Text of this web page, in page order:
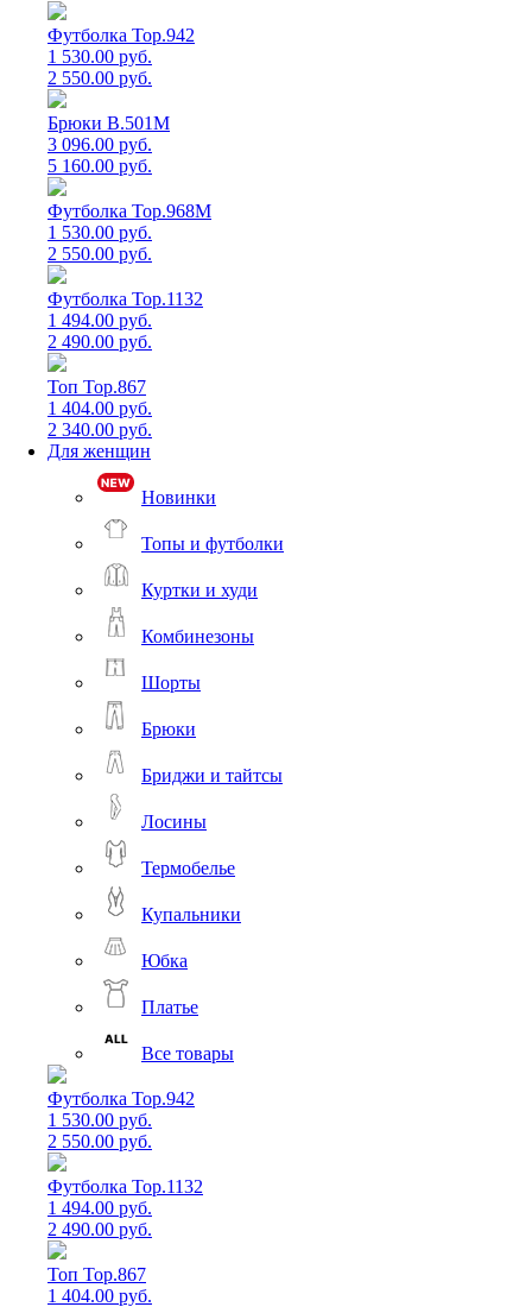
Футболка Top.942
1 530.00 руб.
2 550.00 руб.
Брюки B.501M
3 096.00 руб.
5 160.00 руб.
Футболка Top.968M
1 530.00 руб.
2 550.00 руб.
Футболка Top.1132
1 494.00 руб.
2 490.00 руб.
Топ Top.867
1 404.00 руб.
2 340.00 руб.
Для женщин
Новинки
Топы и футболки
Куртки и худи
Комбинезоны
Шорты
Брюки
Бриджи и тайтсы
Лосины
Термобелье
Купальники
Юбка
Платье
Все товары
Футболка Top.942
1 530.00 руб.
2 550.00 руб.
Футболка Top.1132
1 494.00 руб.
2 490.00 руб.
Топ Top.867
1 404.00 руб.